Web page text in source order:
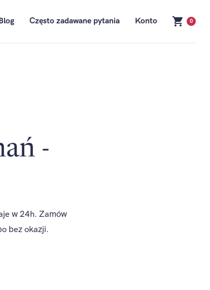
Często zadawane pytania Konto 0
-
w 24h. Zamów
bez okazji.